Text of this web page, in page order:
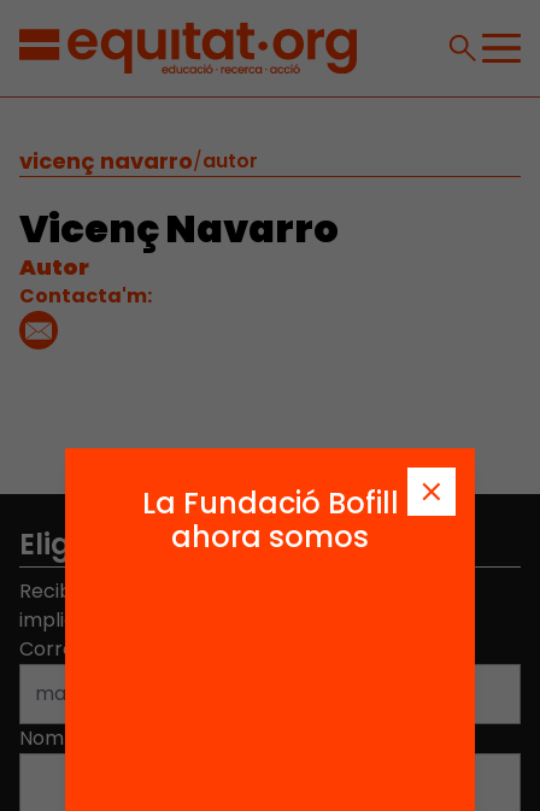
vicenç navarro/autor
Vicenç Navarro
Autor
Contacta'm:
Elige equidad
Recibe contenidos, iniciativas y proyectos para
implicarte.
Correo electrónico
Nombre
La Fundació Bofill
ahora somos